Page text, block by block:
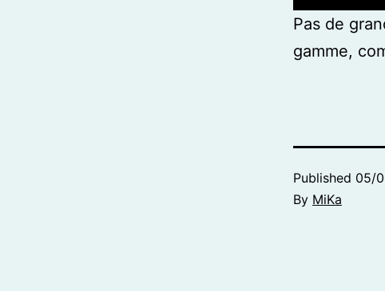
Pas de
gamme,
Published 05/
By MiKa